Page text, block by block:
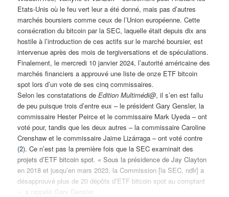
Etats-Unis où le feu vert leur a été donné, mais pas d’autres
marchés boursiers comme ceux de l’Union européenne. Cette
consécration du bitcoin par la SEC, laquelle était depuis dix ans
hostile à l’introduction de ces actifs sur le marché boursier, est
intervenue après des mois de tergiversations et de spéculations.
Finalement, le mercredi 10 janvier 2024, l’autorité américaine des
marchés financiers a approuvé une liste de onze ETF bitcoin
spot lors d’un vote de ses cinq commissaires.
Selon les constatations deEdition Multimédi@, il s’en est fallu
de peu puisque trois d’entre eux – le président Gary Gensler, la
commissaire Hester Peirce et le commissaire Mark Uyeda – ont
voté pour, tandis que les deux autres – la commissaire Caroline
Crenshaw et le commissaire Jaime Lizárraga – ont voté contre
(2). Ce n’est pas la première fois que la SEC examinait des
projets d’ETF bitcoin spot. « Sous la présidence de Jay Clayton
en 2018 et jusqu’en mars 2023, la Commission [la SEC, ndlr] a
désapprouvé plus de 20 dépôts d’ETF bitcoin spot au comptant
», a rappelé Gary Gensler.